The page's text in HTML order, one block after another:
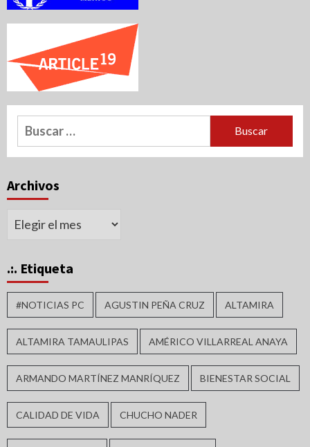
Buscar:
Archivos
Archivos
.:. Etiqueta
#NOTICIAS PC AGUSTIN PEÑA CRUZ ALTAMIRA
ALTAMIRA TAMAULIPAS AMÉRICO VILLARREAL ANAYA
ARMANDO MARTÍNEZ MANRÍQUEZ BIENESTAR SOCIAL
CALIDAD DE VIDA CHUCHO NADER